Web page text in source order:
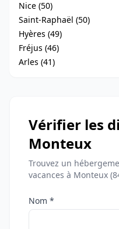
Nice (50)
Saint-Raphaël (50)
Hyères (49)
Fréjus (46)
Arles (41)
Vérifier les
Monteux
Trouvez un
vacances à Monteux
Nom *